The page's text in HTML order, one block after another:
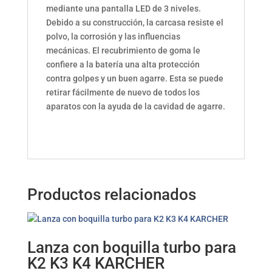
mediante una pantalla LED de 3 niveles.
Debido a su construcción, la carcasa resiste el
polvo, la corrosión y las influencias
mecánicas. El recubrimiento de goma le
confiere a la batería una alta protección
contra golpes y un buen agarre. Esta se puede
retirar fácilmente de nuevo de todos los
aparatos con la ayuda de la cavidad de agarre.
Productos relacionados
Lanza con boquilla turbo para
K2 K3 K4 KARCHER